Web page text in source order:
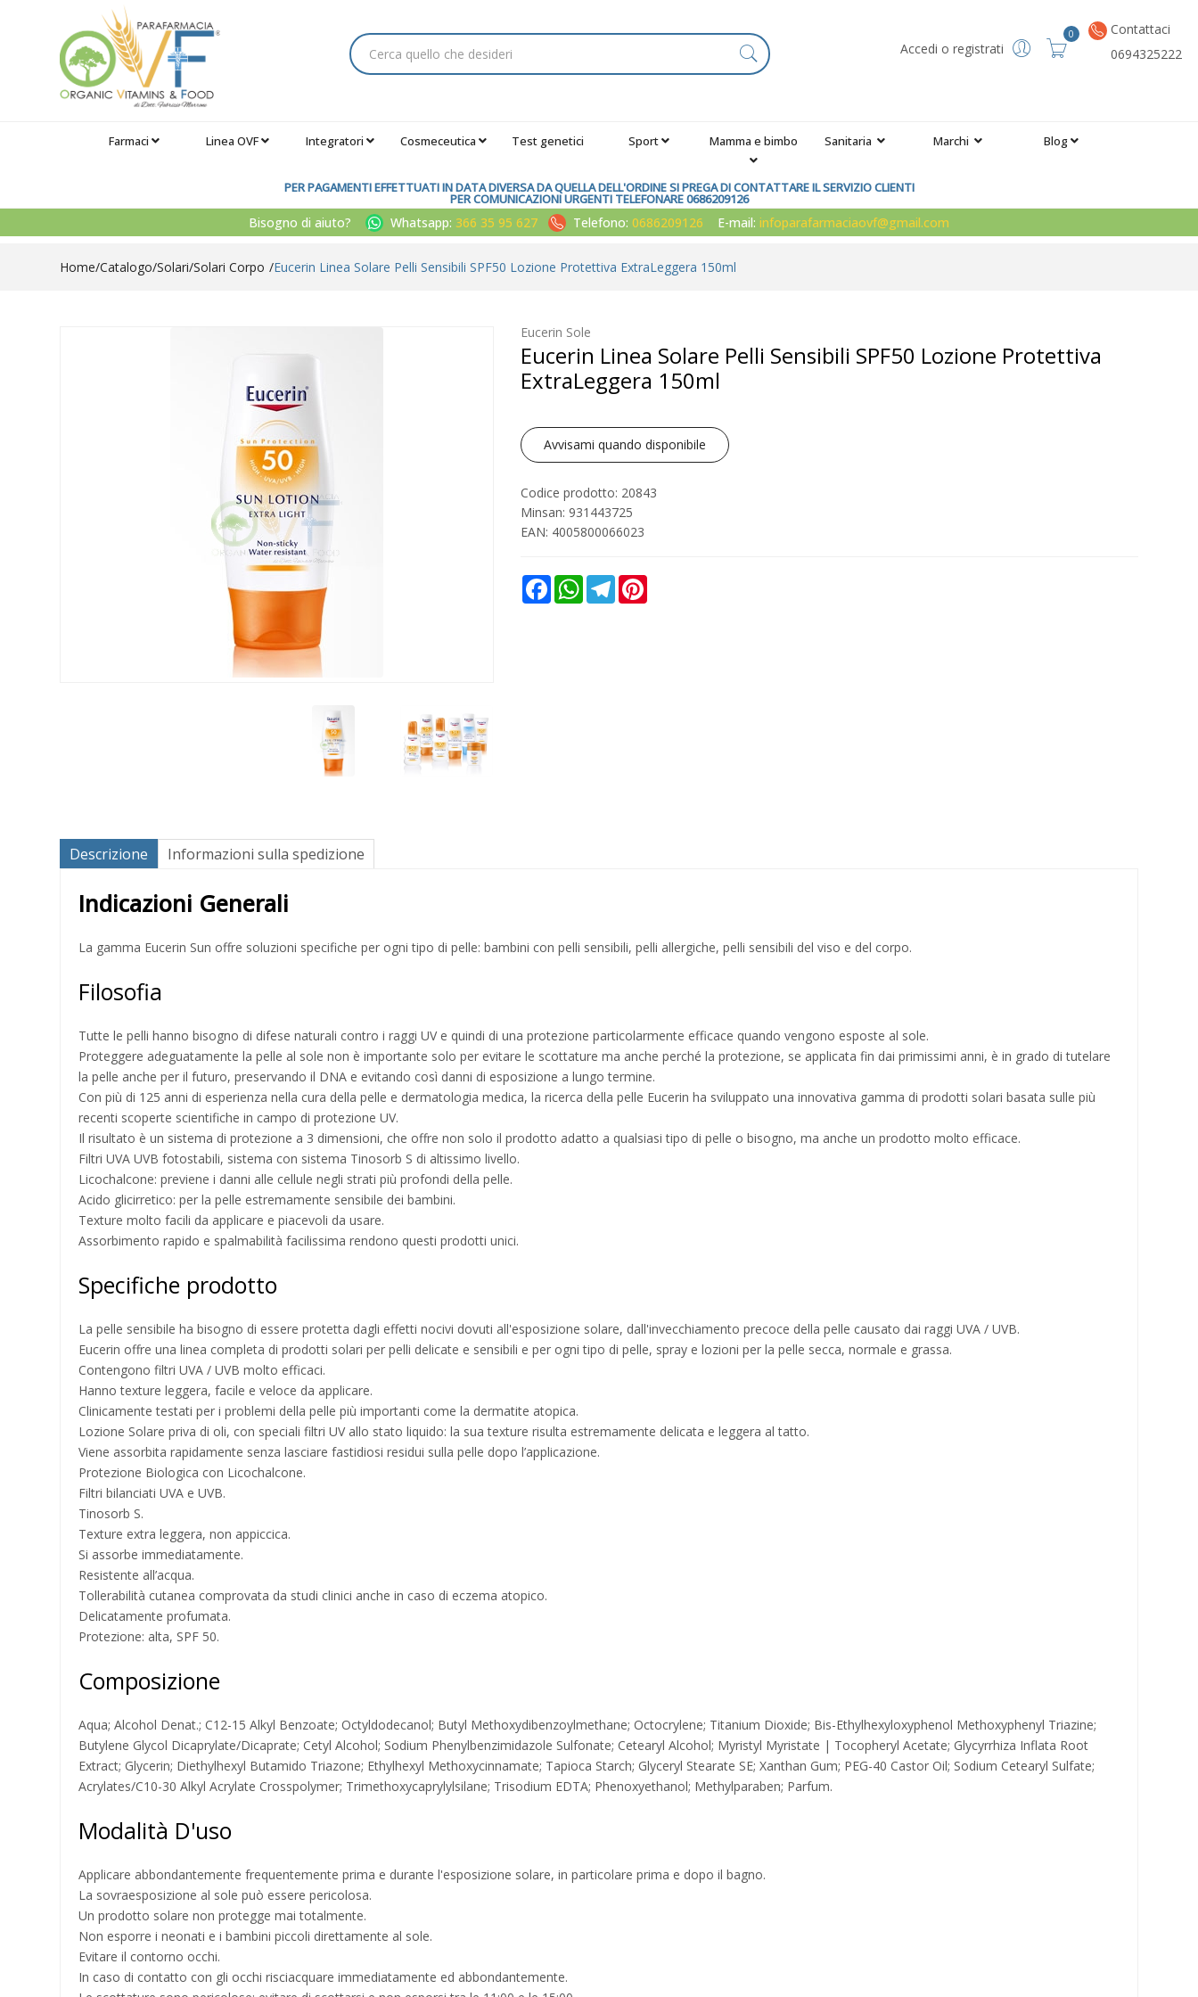
Accedi o registrati
0
Contattaci
0694325222
Farmaci Linea OVF Integratori Cosmeceutica Test genetici Sport Mamma e bimbo Sanitaria Marchi Blog
PER PAGAMENTI EFFETTUATI IN DATA DIVERSA DA QUELLA DELL'ORDINE SI PREGA DI CONTATTARE IL SERVIZIO CLIENTI
PER COMUNICAZIONI URGENTI TELEFONARE 0686209126
Bisogno di aiuto? Whatsapp: 366 35 95 627 Telefono:0686209126 E-mail:infoparafarmaciaovf@gmail.com
Home Catalogo/Solari/Solari Corpo Eucerin Linea Solare Pelli Sensibili SPF50 Lozione Protettiva ExtraLeggera 150ml
Eucerin Sole
Eucerin Linea Solare Pelli Sensibili SPF50 Lozione Protettiva
ExtraLeggera 150ml
Avvisami quando disponibile
Codice prodotto: 20843
Minsan: 931443725
EAN: 4005800066023
FacebookWhatsAppTelegramPinterest
Descrizione Informazioni sulla spedizione
Indicazioni Generali
La gamma Eucerin Sun offre soluzioni specifiche per ogni tipo di pelle: bambini con pelli sensibili, pelli allergiche, pelli sensibili del viso e del corpo.
Filosofia
Tutte le pelli hanno bisogno di difese naturali contro i raggi UV e quindi di una protezione particolarmente efficace quando vengono esposte al sole.
Proteggere adeguatamente la pelle al sole non è importante solo per evitare le scottature ma anche perché la protezione, se applicata fin dai primissimi anni, è in grado di tutelare
la pelle anche per il futuro, preservando il DNA e evitando così danni di esposizione a lungo termine.
Con più di 125 anni di esperienza nella cura della pelle e dermatologia medica, la ricerca della pelle Eucerin ha sviluppato una innovativa gamma di prodotti solari basata sulle più
recenti scoperte scientifiche in campo di protezione UV.
Il risultato è un sistema di protezione a 3 dimensioni, che offre non solo il prodotto adatto a qualsiasi tipo di pelle o bisogno, ma anche un prodotto molto efficace.
Filtri UVA UVB fotostabili, sistema con sistema Tinosorb S di altissimo livello.
Licochalcone: previene i danni alle cellule negli strati più profondi della pelle.
Acido glicirretico: per la pelle estremamente sensibile dei bambini.
Texture molto facili da applicare e piacevoli da usare.
Assorbimento rapido e spalmabilità facilissima rendono questi prodotti unici.
Specifiche prodotto
La pelle sensibile ha bisogno di essere protetta dagli effetti nocivi dovuti all'esposizione solare, dall'invecchiamento precoce della pelle causato dai raggi UVA / UVB.
Eucerin offre una linea completa di prodotti solari per pelli delicate e sensibili e per ogni tipo di pelle, spray e lozioni per la pelle secca, normale e grassa.
Contengono filtri UVA / UVB molto efficaci.
Hanno texture leggera, facile e veloce da applicare.
Clinicamente testati per i problemi della pelle più importanti come la dermatite atopica.
Lozione Solare priva di oli, con speciali filtri UV allo stato liquido: la sua texture risulta estremamente delicata e leggera al tatto.
Viene assorbita rapidamente senza lasciare fastidiosi residui sulla pelle dopo l’applicazione.
Protezione Biologica con Licochalcone.
Filtri bilanciati UVA e UVB.
Tinosorb S.
Texture extra leggera, non appiccica.
Si assorbe immediatamente.
Resistente all’acqua.
Tollerabilità cutanea comprovata da studi clinici anche in caso di eczema atopico.
Delicatamente profumata.
Protezione: alta, SPF 50.
Composizione
Aqua; Alcohol Denat.; C12-15 Alkyl Benzoate; Octyldodecanol; Butyl Methoxydibenzoylmethane; Octocrylene; Titanium Dioxide; Bis-Ethylhexyloxyphenol Methoxyphenyl Triazine;
Butylene Glycol Dicaprylate/Dicaprate; Cetyl Alcohol; Sodium Phenylbenzimidazole Sulfonate; Cetearyl Alcohol; Myristyl Myristate | Tocopheryl Acetate; Glycyrrhiza Inflata Root
Extract; Glycerin; Diethylhexyl Butamido Triazone; Ethylhexyl Methoxycinnamate; Tapioca Starch; Glyceryl Stearate SE; Xanthan Gum; PEG-40 Castor Oil; Sodium Cetearyl Sulfate;
Acrylates/C10-30 Alkyl Acrylate Crosspolymer; Trimethoxycaprylylsilane; Trisodium EDTA; Phenoxyethanol; Methylparaben; Parfum.
Modalità D'uso
Applicare abbondantemente frequentemente prima e durante l'esposizione solare, in particolare prima e dopo il bagno.
La sovraesposizione al sole può essere pericolosa.
Un prodotto solare non protegge mai totalmente.
Non esporre i neonati e i bambini piccoli direttamente al sole.
Evitare il contorno occhi.
In caso di contatto con gli occhi risciacquare immediatamente ed abbondantemente.